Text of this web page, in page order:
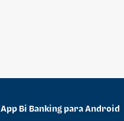
App Bi Banking para Android